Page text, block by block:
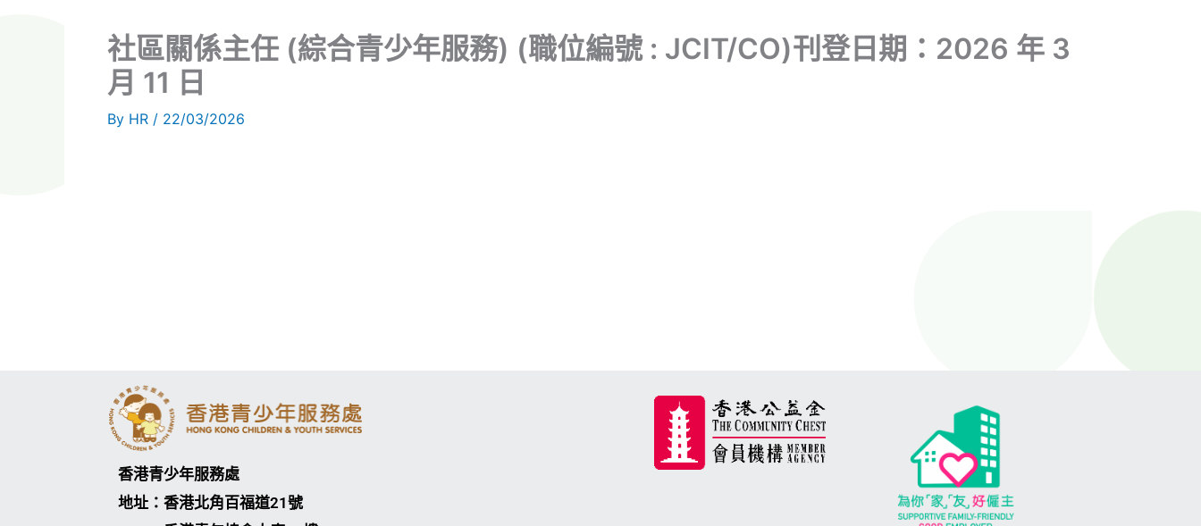
社區關係主任 (綜合青少年服務) (職位編號 : JCIT/CO)刊登日期：2026 年 3
月 11 日
By HR / 22/03/2026
香港青少年服務處
地址：香港北角百福道21號